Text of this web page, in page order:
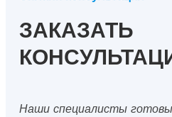
ЗАКАЗАТЬ
Наши специалисты